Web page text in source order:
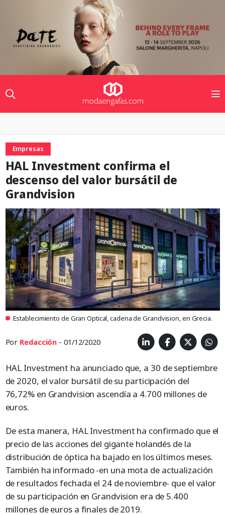
Empresas
HAL Investment confirma el
descenso del valor bursátil de
Grandvision
Establecimiento de Gran Optical, cadena de Grandvision, en Grecia.
Por Redacción - 01/12/2020
HAL Investment ha anunciado que, a 30 de septiembre
de 2020, el valor bursátil de su participación del
76,72% en Grandvision ascendía a 4.700 millones de
euros.
De esta manera, HAL Investment ha confirmado que el
precio de las acciones del gigante holandés de la
distribución de óptica ha bajado en los últimos meses.
También ha informado -en una mota de actualización
de resultados fechada el 24 de noviembre- que el valor
de su participación en Grandvision era de 5.400
millones de euros a finales de 2019.